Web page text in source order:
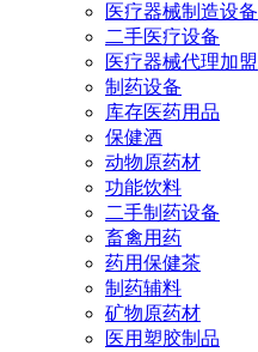
医疗器械制造设备
二手医疗设备
医疗器械代理加盟
制药设备
库存医药用品
保健酒
动物原药材
功能饮料
二手制药设备
畜禽用药
药用保健茶
制药辅料
矿物原药材
医用塑胶制品